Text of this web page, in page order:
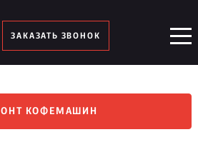
ЗАКАЗАТЬ ЗВОНОК
КОФЕМАШИН